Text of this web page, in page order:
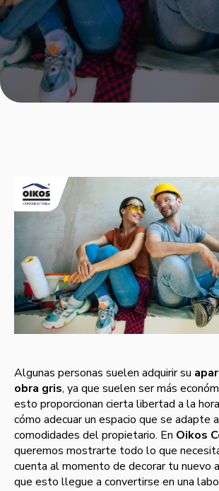
Algunas personas suelen adquirir su
obra gris, ya que suelen ser más
esto proporcionan cierta libertad a la
cómo adecuar un espacio que se adapte
comodidades del propietario. En Oikos
queremos mostrarte todo lo que
cuenta al momento de decorar tu nuevo
que esto llegue a convertirse en una